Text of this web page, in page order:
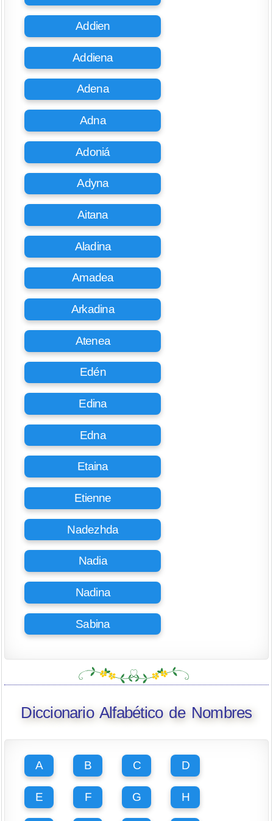
Addien
Addiena
Adena
Adna
Adoniá
Adyna
Aitana
Aladina
Amadea
Arkadina
Atenea
Edén
Edina
Edna
Etaina
Etienne
Nadezhda
Nadia
Nadina
Sabina
Diccionario Alfabético de Nombres
A B C D
E F G H